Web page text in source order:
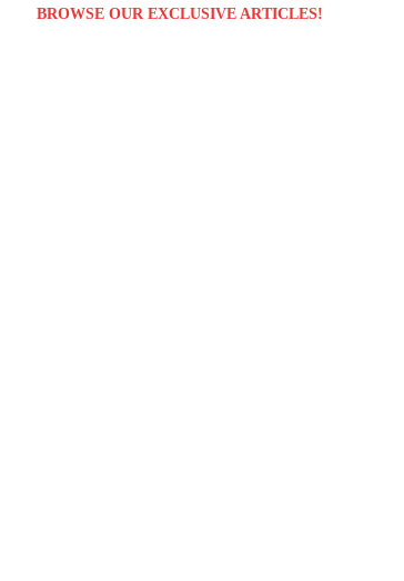
BROWSE OUR EXCLUSIVE ARTICLES!